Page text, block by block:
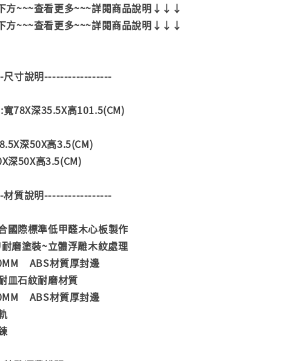
~~~查看更多~~~詳閱商品說明↓↓↓
~~~查看更多~~~詳閱商品說明↓↓↓
寸說明-----------------
78X深35.5X高101.5(CM)
深50X高3.5(CM)
深50X高3.5(CM)
質說明-----------------
國際標準低甲醛木心板製作
磨塗裝~立體浮雕木紋處理
ABS材質厚封邊
皿石紋耐磨材質
ABS材質厚封邊